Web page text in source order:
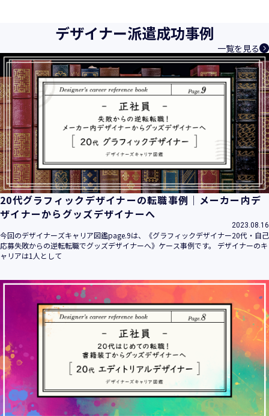
様、お取引先関係者の個人情報及び特定個人情報などを、人
材派遣サービス、人材紹介サービス、請負サービス、その
他、利用者の皆さまの「活躍の場の創造」と「就業の機会の
創出」に利用しています。また、従業者の情報及び特定個人
情報などを従業者管理に利用します。これらから当社にとっ
て個人情報及び特定個人情報の保護が重大な責務であると同
時に、個人情報などの保護を徹底することは企業の社会的責
務と認識しております。そこで、個人情報保護理念と自ら定
めた行動規範に基づき、社会的使命を十分に認識し、本人の
権利の保護、個人情報に関する法規制等を遵守致します。
また、以下に示す方針を具現化するための個人情報保護マネ
ジメントシステムを構築し、最新のＩＴ技術の動向、社会的
要請の変化、経営環境の変動等を常に認識しながら、その継
続的改善に、全社を挙げて取り組むことをここに宣言致しま
す。
当社は、事業の目的に適切な個人情報の取得・利用及び提供
を行い、特定された利用目的の達成に必要な範囲を超えた個
人情報の取扱いを行いません。また、そのための措置を講じ
当社は個人情報の取扱いに関する法令、国が定める指針その
他の規範を遵守致します。
当社は個人情報の漏えい、滅失、き損などのリスクに対して
は、合理的な安全対策を講じて防止する規程、体制を構築
し、継続的に向上させていきます。また、万一の際には速や
かに是正措置を講じます。
当社は個人情報取扱いに関する苦情及び相談に対しては、迅
速かつ誠実に対応致します。
個人情報保護マネジメントシステムは、当社を取り巻く環境
の変化と実情を踏まえ、適時・適切に見直して継続的に改善
をはかっていきます。
デザイナー派遣成功事例
一覧を見る
20代グラフィックデザイナーの転職事例｜メーカー内デ
ザイナーからグッズデザイナーへ
2023.08.16
今回のデザイナーズキャリア図鑑page.9は、《グラフィックデザイナー20代・自己
応募失敗からの逆転転職でグッズデザイナーへ》ケース事例です。 デザイナーのキ
ャリアは1人として